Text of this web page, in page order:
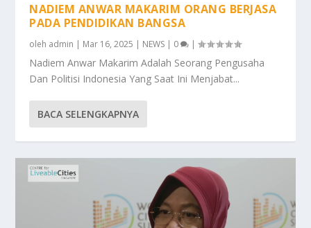
NADIEM ANWAR MAKARIM ORANG BERJASA
PADA PENDIDIKAN BANGSA
oleh admin | Mar 16, 2025 | NEWS | 0 |
Nadiem Anwar Makarim Adalah Seorang Pengusaha
Dan Politisi Indonesia Yang Saat Ini Menjabat...
BACA SELENGKAPNYA